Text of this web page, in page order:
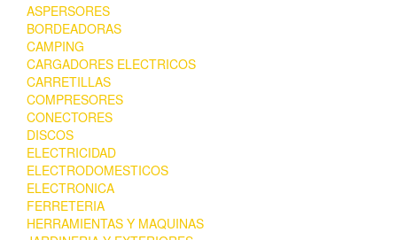
ASPERSORES
BORDEADORAS
CAMPING
CARGADORES ELECTRICOS
CARRETILLAS
COMPRESORES
CONECTORES
DISCOS
ELECTRICIDAD
ELECTRODOMESTICOS
ELECTRONICA
FERRETERIA
HERRAMIENTAS Y MAQUINAS